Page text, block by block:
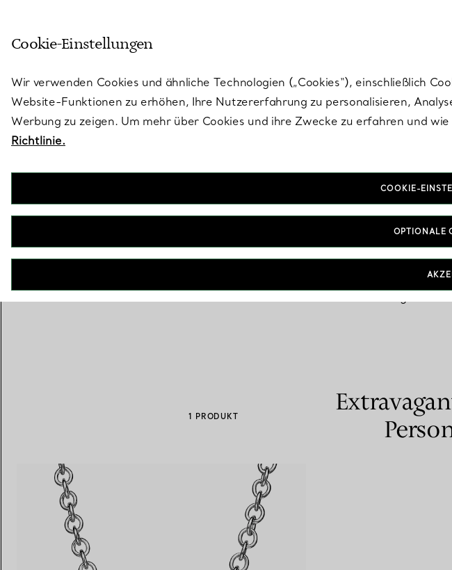
mit einem Tiffany-
Von markanten Ketten bis hin zu
1 PRODUKT
Cookie-Einstellungen
Wir verwenden Cookies und ähnliche Technologien („Cookies“), einschließlich
Website-Funktionen zu erhöhen, Ihre Nutzererfahrung zu personalisieren,
Werbung zu zeigen. Um mehr über Cookies und ihre Zwecke zu erfahren und
Richtlinie.
COOKIE-
OPTIONALE